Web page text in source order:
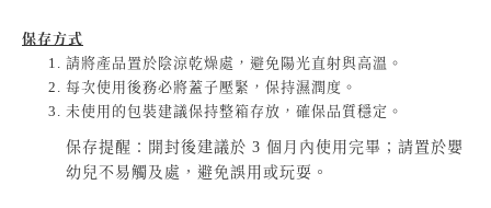
保存方式
請將產品置於陰涼乾燥處，避免陽光直射與高溫。
每次使用後務必將蓋子壓緊，保持濕潤度。
未使用的包裝建議保持整箱存放，確保品質穩定。
保存提醒：開封後建議於 3 個月內使用完畢；請置於嬰
幼兒不易觸及處，避免誤用或玩耍。